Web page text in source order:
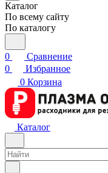
Каталог
По всему сайту
По каталогу
0
Сравнение
0
Избранное
0 Корзина
Каталог